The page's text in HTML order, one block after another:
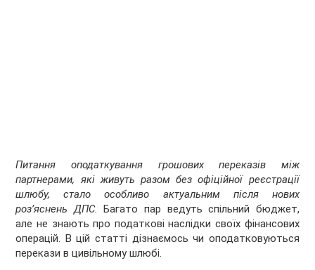
Питання оподаткування грошових переказів між
партнерами, які живуть разом без офіційної реєстрації
шлюбу, стало особливо актуальним після нових
роз’яснень ДПС. Багато пар ведуть спільний бюджет,
але не знають про податкові наслідки своїх фінансових
операцій. В цій статті дізнаємось чи оподатковуються
перекази в цивільному шлюбі.